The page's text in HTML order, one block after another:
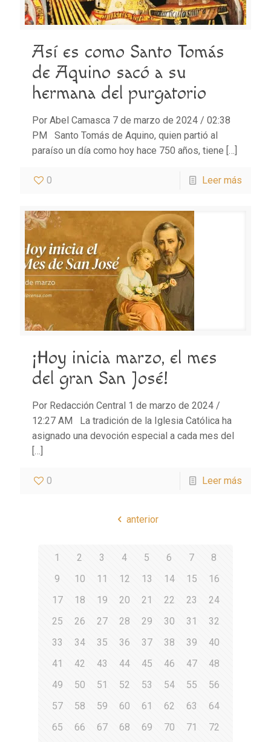
Así es como Santo Tomás
de Aquino sacó a su
hermana del purgatorio
Por Abel Camasca 7 de marzo de 2024 / 02:38
PM Santo Tomás de Aquino, quien partió al
paraíso un día como hoy hace 750 años, tiene […]
0 Leer más
¡Hoy inicia marzo, el mes
del gran San José!
Por Redacción Central 1 de marzo de 2024 /
12:27 AM La tradición de la Iglesia Católica ha
asignado una devoción especial a cada mes del
[…]
0 Leer más
anterior
1 2 3 4 5 6 7
8
9
10 11 12 13 14 15
16
17
18 19 20 21 22 23
24
25
26 27 28 29 30 31
32
33
34 35 36 37 38 39
40
41
42 43 44 45 46 47
48
49
50 51 52 53 54 55
56
57
58 59 60 61 62 63
64
65
66 67 68 69 70 71
72